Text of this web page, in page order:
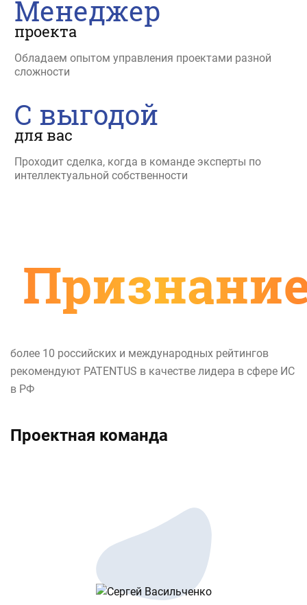
Менеджер
проекта
Обладаем опытом управления проектами разной
сложности
С выгодой
для вас
Проходит сделка, когда в команде эксперты по
интеллектуальной собственности
Признание
более 10 российских и международных рейтингов
рекомендуют PATENTUS в качестве лидера в сфере ИС
в РФ
Проектная команда